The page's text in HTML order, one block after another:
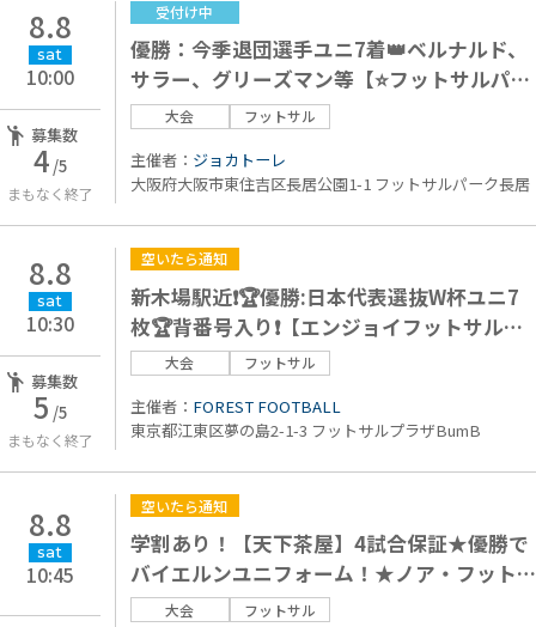
8.8
sat
10:00
募集数
4 /5
まもなく終了
受付け中
優勝：今季退団選手ユニ7着👑ベルナルド、
サラー、グリーズマン等【⭐️フットサルパー
ク長居⭐️】
大会 フットサル
主催者： ジョカトーレ
大阪府大阪市東住吉区長居公園1-1 フットサルパーク長居
8.8
sat
10:30
募集数
5 /5
まもなく終了
空いたら通知
新木場駅近❗️🏆優勝:日本代表選抜W杯ユニ7
枚🏆背番号入り❗️【エンジョイフットサル大
会】大会 フットサル
主催者： FOREST FOOTBALL
東京都江東区夢の島2-1-3 フットサルプラザBumB
8.8
sat
10:45
空いたら通知
学割あり！【天下茶屋】4試合保証★優勝で
バイエルンユニフォーム！★ノア・フット
サルステージ天下茶屋
大会 フットサル